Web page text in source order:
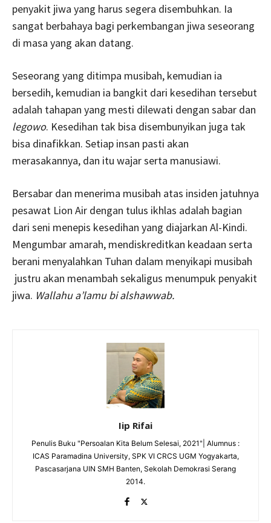
penyakit jiwa yang harus segera disembuhkan. Ia
sangat berbahaya bagi perkembangan jiwa seseorang
di masa yang akan datang.
Seseorang yang ditimpa musibah, kemudian ia
bersedih, kemudian ia bangkit dari kesedihan tersebut
adalah tahapan yang mesti dilewati dengan sabar dan
legowo. Kesedihan tak bisa disembunyikan juga tak
bisa dinafikkan. Setiap insan pasti akan
merasakannya, dan itu wajar serta manusiawi.
Bersabar dan menerima musibah atas insiden jatuhnya
pesawat Lion Air dengan tulus ikhlas adalah bagian
dari seni menepis kesedihan yang diajarkan Al-Kindi.
Mengumbar amarah, mendiskreditkan keadaan serta
berani menyalahkan Tuhan dalam menyikapi musibah
justru akan menambah sekaligus menumpuk penyakit
jiwa. Wallahu a’lamu bi alshawwab.
Iip Rifai
Penulis Buku "Persoalan Kita Belum Selesai, 2021"| Alumnus :
ICAS Paramadina University, SPK VI CRCS UGM Yogyakarta,
Pascasarjana UIN SMH Banten, Sekolah Demokrasi Serang
2014.